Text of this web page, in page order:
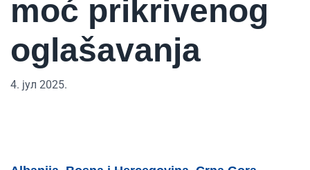
moć prikrivenog
oglašavanja
4. јул 2025.